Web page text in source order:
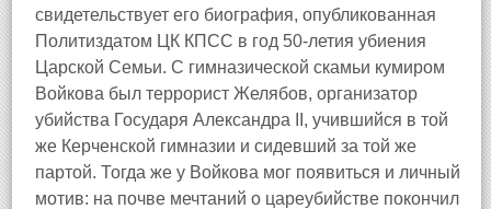
свидетельствует его биография, опубликованная
Политиздатом ЦК КПСС в год 50-летия убиения
Царской Семьи. С гимназической скамьи кумиром
Войкова был террорист Желябов, организатор
убийства Государя Александра II, учившийся в той
же Керченской гимназии и сидевший за той же
партой. Тогда же у Войкова мог появиться и личный
мотив: на почве мечтаний о цареубийстве покончил